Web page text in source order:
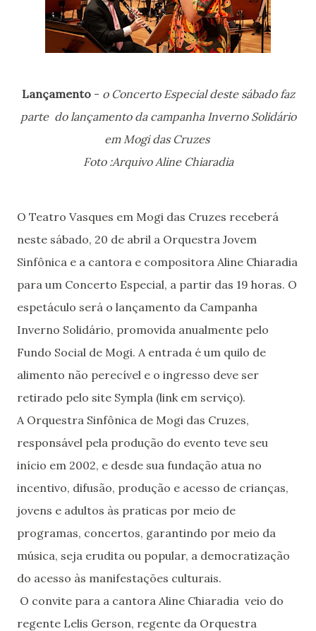
Lançamento- o Concerto Especial deste sábado faz
parte do lançamento da campanha Inverno Solidário
em Mogi das Cruzes
Foto :Arquivo Aline Chiaradia
O Teatro Vasques em Mogi das Cruzes receberá
neste sábado, 20 de abril a Orquestra Jovem
Sinfônica e a cantora e compositora Aline Chiaradia
para um Concerto Especial, a partir das 19 horas. O
espetáculo será o lançamento da Campanha
Inverno Solidário, promovida anualmente pelo
Fundo Social de Mogi. A entrada é um quilo de
alimento não perecível e o ingresso deve ser
retirado pelo site Sympla (link em serviço).
A Orquestra Sinfônica de Mogi das Cruzes,
responsável pela produção do evento teve seu
início em 2002, e desde sua fundação atua no
incentivo, difusão, produção e acesso de crianças,
jovens e adultos às praticas por meio de
programas, concertos, garantindo por meio da
música, seja erudita ou popular, a democratização
do acesso às manifestações culturais.
O convite para a cantora Aline Chiaradia veio do
regente Lelis Gerson, regente da Orquestra